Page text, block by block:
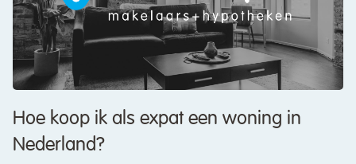
Hoe koop ik als expat een woning in
Nederland?